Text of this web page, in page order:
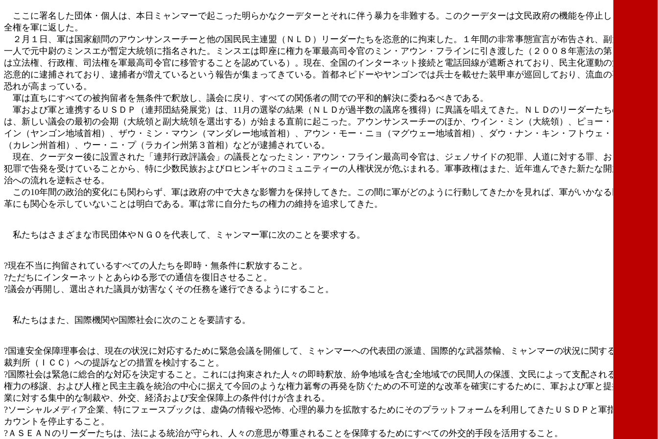
ここに署名した団体・個人は、本日ミャンマーで起こった明らかなクーデターとそれに伴う暴力を非難する。このクーデターは文民政府の機能を停止し、事実上
全権を軍に返した。
２月１日、軍は国家顧問のアウンサンスーチーと他の国民民主連盟（ＮＬＤ）リーダーたちを恣意的に拘束した。１年間の非常事態宣言が布告され、副大統領の
一人で元中尉のミンスエが暫定大統領に指名された。ミンスエは即座に権力を軍最高司令官のミン・アウン・フラインに引き渡した（２００８年憲法の第４１８条
は立法権、行政権、司法権を軍最高司令官に移管することを認めている）。現在、全国のインターネット接続と電話回線が遮断されており、民主化運動の活動家が
恣意的に逮捕されており、逮捕者が増えているという報告が集まってきている。首都ネピドーやヤンゴンでは兵士を載せた装甲車が巡回しており、流血の事態への
恐れが高まっている。
軍は直ちにすべての被拘留者を無条件で釈放し、議会に戻り、すべての関係者の間での平和的解決に委ねるべきである。
軍および軍と連携するＵＳＤＰ（連邦団結発展党）は、11月の選挙の結果（ＮＬＤが過半数の議席を獲得）に異議を唱えてきた。ＮＬＤのリーダーたちの逮捕
は、新しい議会の最初の会期（大統領と副大統領を選出する）が始まる直前に起こった。アウンサンスーチーのほか、ウイン・ミン（大統領）、ピョー・ミン・テ
イン（ヤンゴン地域首相）、ザウ・ミン・マウン（マンダレー地域首相）、アウン・モー・ニョ（マグウェー地域首相）、ダウ・ナン・キン・フトウェ・ミント
（カレン州首相）、ウー・ニ・プ（ラカイン州第３首相）などが逮捕されている。
現在、クーデター後に設置された「連邦行政評議会」の議長となったミン・アウン・フライン最高司令官は、ジェノサイドの犯罪、人道に対する罪、および戦争
犯罪で告発を受けていることから、特に少数民族およびロヒンギャのコミュニティーの人権状況が危ぶまれる。軍事政権はまた、近年進んできた新たな開放的な政
治への流れを逆転させる。
この10年間の政治的変化にも関わらず、軍は政府の中で大きな影響力を保持してきた。この間に軍がどのように行動してきたかを見れば、軍がいかなる民主的改
革にも関心を示していないことは明白である。軍は常に自分たちの権力の維持を追求してきた。
私たちはさまざまな市民団体やＮＧＯを代表して、ミャンマー軍に次のことを要求する。
?現在不当に拘留されているすべての人たちを即時・無条件に釈放すること。
?ただちにインターネットとあらゆる形での通信を復旧させること。
?議会が再開し、選出された議員が妨害なくその任務を遂行できるようにすること。
私たちはまた、国際機関や国際社会に次のことを要請する。
?国連安全保障理事会は、現在の状況に対応するために緊急会議を開催して、ミャンマーへの代表団の派遣、国際的な武器禁輸、ミャンマーの状況に関する国際刑事
裁判所（ＩＣＣ）への提訴などの措置を検討すること。
?国際社会は緊急に総合的な対応を決定すること。これには拘束された人々の即時釈放、紛争地域を含む全地域での民間人の保護、文民によって支配される議会への
権力の移譲、および人権と民主主義を統治の中心に据えて今回のような権力簒奪の再発を防ぐための不可逆的な改革を確実にするために、軍および軍と提携する企
業に対する集中的な制裁や、外交、経済および安全保障上の条件付けが含まれる。
?ソーシャルメディア企業、特にフェースブックは、虚偽の情報や恐怖、心理的暴力を拡散するためにそのプラットフォームを利用してきたＵＳＤＰと軍指導者のア
カウントを停止すること。
?ＡＳＥＡＮのリーダーたちは、法による統治が守られ、人々の意思が尊重されることを保障するためにすべての外交的手段を活用すること。